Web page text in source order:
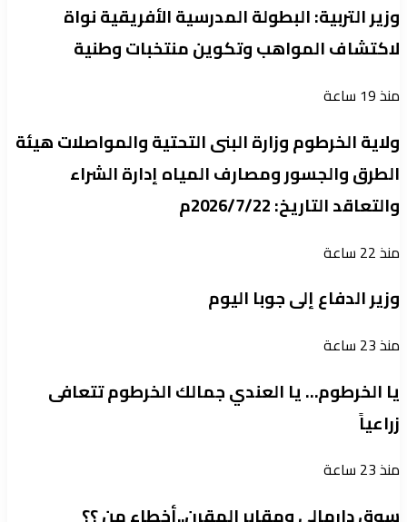
وزير التربية: البطولة المدرسية الأفريقية نواة
لاكتشاف المواهب وتكوين منتخبات وطنية
منذ 19 ساعة
ولاية الخرطوم وزارة البنى التحتية والمواصلات هيئة
الطرق والجسور ومصارف المياه إدارة الشراء
والتعاقد التاريخ: 2026/7/22م
منذ 22 ساعة
وزير الدفاع إلى جوبا اليوم
منذ 23 ساعة
يا الخرطوم… يا العندي جمالك الخرطوم تتعافى
زراعياً
منذ 23 ساعة